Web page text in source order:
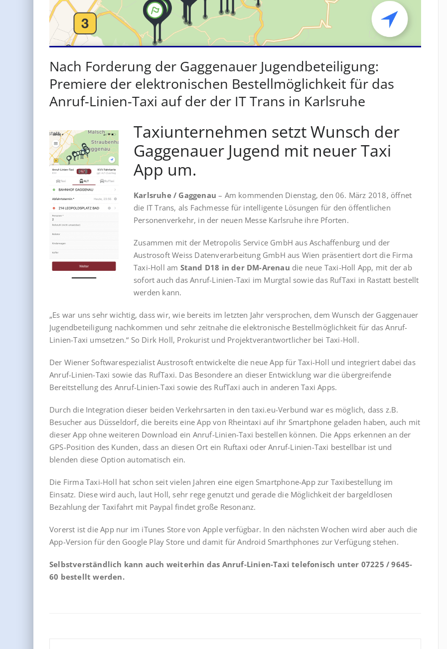
Nach Forderung der Gaggenauer Jugendbeteiligung:
Premiere der elektronischen Bestellmöglichkeit für das
Anruf-Linien-Taxi auf der der IT Trans in Karlsruhe
Taxiunternehmen setzt Wunsch der
Gaggenauer Jugend mit neuer Taxi
App um.
Karlsruhe / Gaggenau – Am kommenden Dienstag, den 06. März 2018, öffnet
die IT Trans, als Fachmesse für intelligente Lösungen für den öffentlichen
Personenverkehr, in der neuen Messe Karlsruhe ihre Pforten.
Zusammen mit der Metropolis Service GmbH aus Aschaffenburg und der
Austrosoft Weiss Datenverarbeitung GmbH aus Wien präsentiert dort die Firma
Taxi-Holl am Stand D18 in der DM-Arenau die neue Taxi-Holl App, mit der ab
sofort auch das Anruf-Linien-Taxi im Murgtal sowie das RufTaxi in Rastatt bestellt
werden kann.
„Es war uns sehr wichtig, dass wir, wie bereits im letzten Jahr versprochen, dem Wunsch der Gaggenauer
Jugendbeteiligung nachkommen und sehr zeitnahe die elektronische Bestellmöglichkeit für das Anruf-
Linien-Taxi umsetzen.“ So Dirk Holl, Prokurist und Projektverantwortlicher bei Taxi-Holl.
Der Wiener Softwarespezialist Austrosoft entwickelte die neue App für Taxi-Holl und integriert dabei das
Anruf-Linien-Taxi sowie das RufTaxi. Das Besondere an dieser Entwicklung war die übergreifende
Bereitstellung des Anruf-Linien-Taxi sowie des RufTaxi auch in anderen Taxi Apps.
Durch die Integration dieser beiden Verkehrsarten in den taxi.eu-Verbund war es möglich, dass z.B.
Besucher aus Düsseldorf, die bereits eine App von Rheintaxi auf ihr Smartphone geladen haben, auch mit
dieser App ohne weiteren Download ein Anruf-Linien-Taxi bestellen können. Die Apps erkennen an der
GPS-Position des Kunden, dass an diesen Ort ein Ruftaxi oder Anruf-Linien-Taxi bestellbar ist und
blenden diese Option automatisch ein.
Die Firma Taxi-Holl hat schon seit vielen Jahren eine eigen Smartphone-App zur Taxibestellung im
Einsatz. Diese wird auch, laut Holl, sehr rege genutzt und gerade die Möglichkeit der bargeldlosen
Bezahlung der Taxifahrt mit Paypal findet große Resonanz.
Vorerst ist die App nur im iTunes Store von Apple verfügbar. In den nächsten Wochen wird aber auch die
App-Version für den Google Play Store und damit für Android Smarthphones zur Verfügung stehen.
Selbstverständlich kann auch weiterhin das Anruf-Linien-Taxi telefonisch unter 07225 / 9645-
60 bestellt werden.